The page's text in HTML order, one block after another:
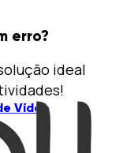
erro?
ideal
Vídeo